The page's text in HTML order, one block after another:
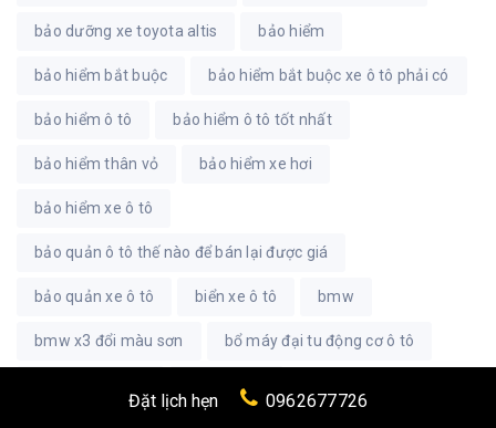
bảo dưỡng xe toyota altis bảo hiểm
bảo hiểm bắt buộc bảo hiểm bắt buộc xe ô tô phải có
bảo hiểm ô tô bảo hiểm ô tô tốt nhất
bảo hiểm thân vỏ bảo hiểm xe hơi
bảo hiểm xe ô tô
bảo quản ô tô thế nào để bán lại được giá
bảo quản xe ô tô biển xe ô tô bmw
bmw x3 đổi màu sơn bổ máy đại tu động cơ ô tô
bọc ghế da
Đặt lịch hẹn 0962677726